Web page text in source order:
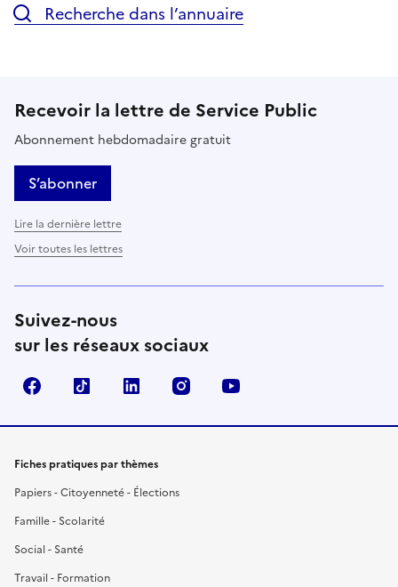
Recherche dans l’annuaire
Recevoir la lettre de Service Public
Abonnement hebdomadaire gratuit
S’abonner
Lire la dernière lettre
Voir toutes les lettres
Suivez-nous
sur les réseaux sociaux
FacebookTikTok LinkedIn Instagram
Fiches pratiques par thèmes
Papiers - Citoyenneté - Élections
Famille - Scolarité
Social - Santé
Travail - Formation